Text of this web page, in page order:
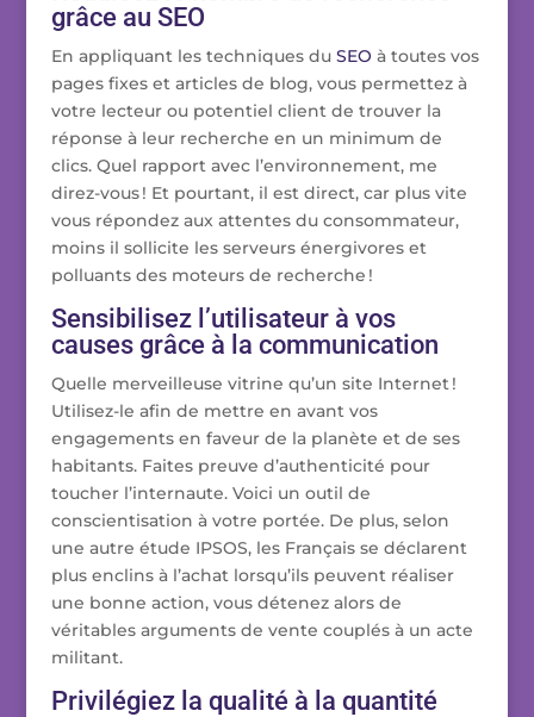
grâce au SEO
En appliquant les techniques du SEO à toutes vos
pages fixes et articles de blog, vous permettez à
votre lecteur ou potentiel client de trouver la
réponse à leur recherche en un minimum de
clics. Quel rapport avec l’environnement, me
direz-vous ! Et pourtant, il est direct, car plus vite
vous répondez aux attentes du consommateur,
moins il sollicite les serveurs énergivores et
polluants des moteurs de recherche !
Sensibilisez l’utilisateur à vos
causes grâce à la communication
Quelle merveilleuse vitrine qu’un site Internet !
Utilisez-le afin de mettre en avant vos
engagements en faveur de la planète et de ses
habitants. Faites preuve d’authenticité pour
toucher l’internaute. Voici un outil de
conscientisation à votre portée. De plus, selon
une autre étude IPSOS, les Français se déclarent
plus enclins à l’achat lorsqu’ils peuvent réaliser
une bonne action, vous détenez alors de
véritables arguments de vente couplés à un acte
militant.
Privilégiez la qualité à la quantité